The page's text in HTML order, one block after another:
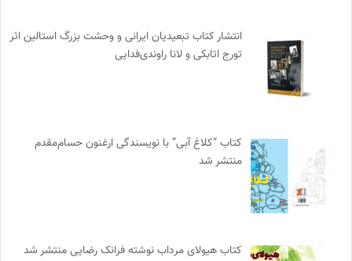
انتشار کتاب تبعیدیان ایرانی و وحشت بزرگ استالین اثر
تورج اتابکی و لانا راوندی‌فدایی
کتاب “کلاغ آبی” با نویسندگی ارغنون حسام‌مقدم
منتشر شد
کتاب هیولای مرداب نوشته فرانک رضایی منتشر شد